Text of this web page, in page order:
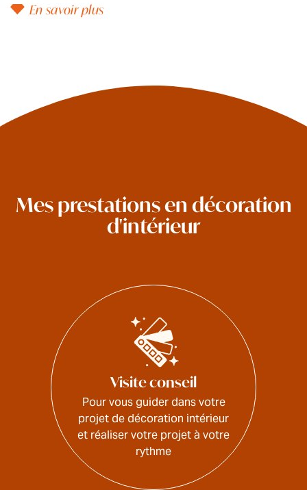
En savoir plus
Mes prestations en décoration
d'intérieur
Visite conseil
Pour vous guider dans votre
projet de décoration intérieur
et réaliser votre projet à votre
rythme